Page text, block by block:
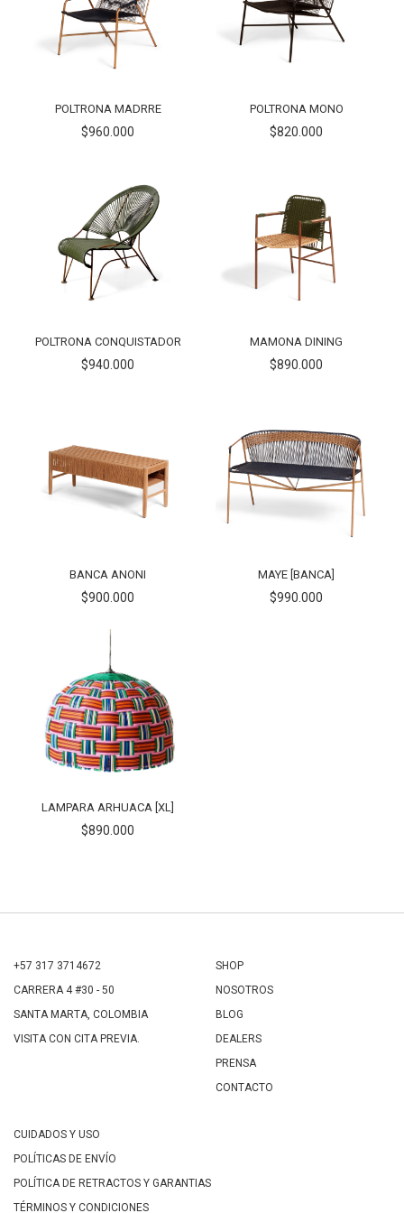
POLTRONA MADRRE
$960.000
POLTRONA MONO
$820.000
POLTRONA CONQUISTADOR
$940.000
MAMONA DINING
$890.000
BANCA ANONI
$900.000
MAYE [BANCA]
$990.000
LAMPARA ARHUACA [XL]
$890.000
+57 317 3714672
CARRERA 4 #30 - 50
SANTA MARTA, COLOMBIA
VISITA CON CITA PREVIA.
SHOP
NOSOTROS
BLOG
DEALERS
PRENSA
CONTACTO
CUIDADOS Y USO
POLÍTICAS DE ENVÍO
POLÍTICA DE RETRACTOS Y GARANTIAS
TÉRMINOS Y CONDICIONES